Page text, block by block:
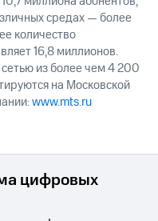
средах — более
количество
16,8 миллионов.
из более чем 4 200
на Московской
www.mts.ru
цифровых